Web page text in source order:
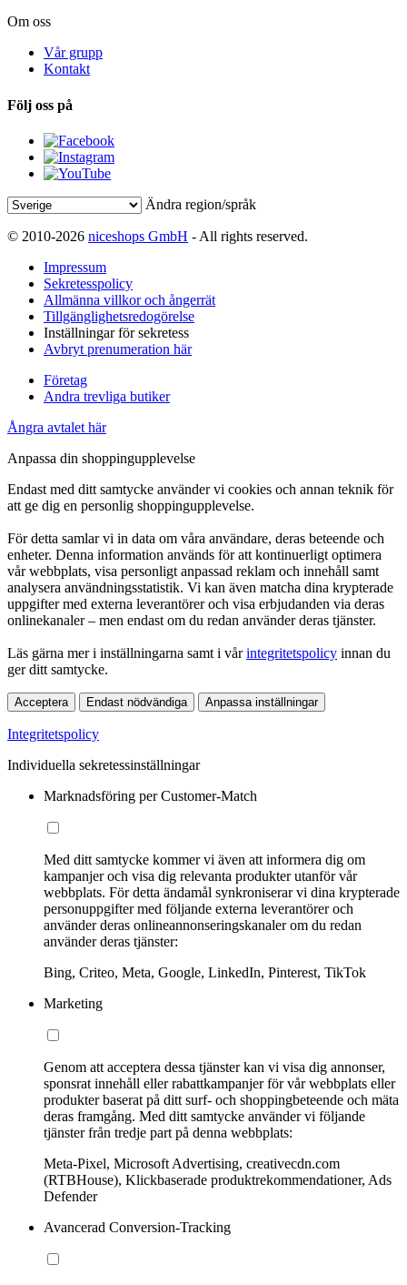
Om oss
Vår grupp
Kontakt
Följ oss på
Ändra region/språk
© 2010-2026 niceshops GmbH - All rights reserved.
Impressum
Sekretesspolicy
Allmänna villkor och ångerrät
Tillgänglighetsredogörelse
Inställningar för sekretess
Avbryt prenumeration här
Företag
Andra trevliga butiker
Ångra avtalet här
Anpassa din shoppingupplevelse
Endast med ditt samtycke använder vi cookies och annan teknik för
att ge dig en personlig shoppingupplevelse.
För detta samlar vi in data om våra användare, deras beteende och
enheter. Denna information används för att kontinuerligt optimera
vår webbplats, visa personligt anpassad reklam och innehåll samt
analysera användningsstatistik. Vi kan även matcha dina krypterade
uppgifter med externa leverantörer och visa erbjudanden via deras
onlinekanaler – men endast om du redan använder deras tjänster.
Läs gärna mer i inställningarna samt i vårintegritetspolicy innan du
ger ditt samtycke.
Acceptera Endast nödvändiga Anpassa inställningar
Integritetspolicy
Individuella sekretessinställningar
Marknadsföring per Customer-Match
Med ditt samtycke kommer vi även att informera dig om
kampanjer och visa dig relevanta produkter utanför vår
webbplats. För detta ändamål synkroniserar vi dina krypterade
personuppgifter med följande externa leverantörer och
använder deras onlineannonseringskanaler om du redan
använder deras tjänster:
Bing, Criteo, Meta, Google, LinkedIn, Pinterest, TikTok
Marketing
Genom att acceptera dessa tjänster kan vi visa dig annonser,
sponsrat innehåll eller rabattkampanjer för vår webbplats eller
produkter baserat på ditt surf- och shoppingbeteende och mäta
deras framgång. Med ditt samtycke använder vi följande
tjänster från tredje part på denna webbplats:
Meta-Pixel, Microsoft Advertising, creativecdn.com
(RTBHouse), Klickbaserade produktrekommendationer, Ads
Defender
Avancerad Conversion-Tracking